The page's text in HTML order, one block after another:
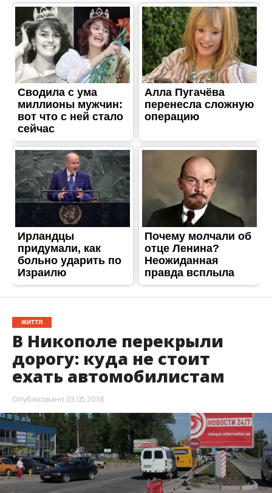
ЖИТТЯ
В Никополе перекрыли
дорогу: куда не стоит
ехать автомобилистам
Опубліковано03.05.2018
3 мая в Никополе затруднено движение по
улице Электрометаллургов. Поэтому советуем
внимательными.
Временные неудобства связаны с ремонтом
дороги.Об этомИнформаторсообщает с места
события.